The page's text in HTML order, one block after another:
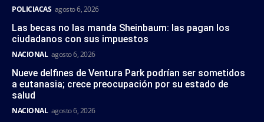
POLICIACAS agosto 6, 2026
Las becas no las manda Sheinbaum: las pagan los
ciudadanos con sus impuestos
NACIONAL agosto 6, 2026
Nueve delfines de Ventura Park podrían ser sometidos
a eutanasia; crece preocupación por su estado de
salud
NACIONAL agosto 6, 2026